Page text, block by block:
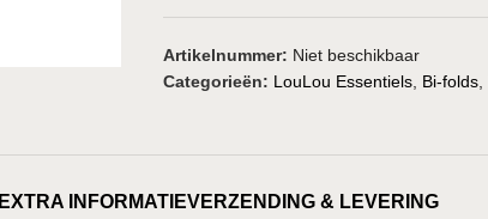
Artikelnummer: Niet beschikbaar
Categorieën: LouLou Essentiels, Bi-folds,
EXTRA INFORMATIEVERZENDING & LEVERING